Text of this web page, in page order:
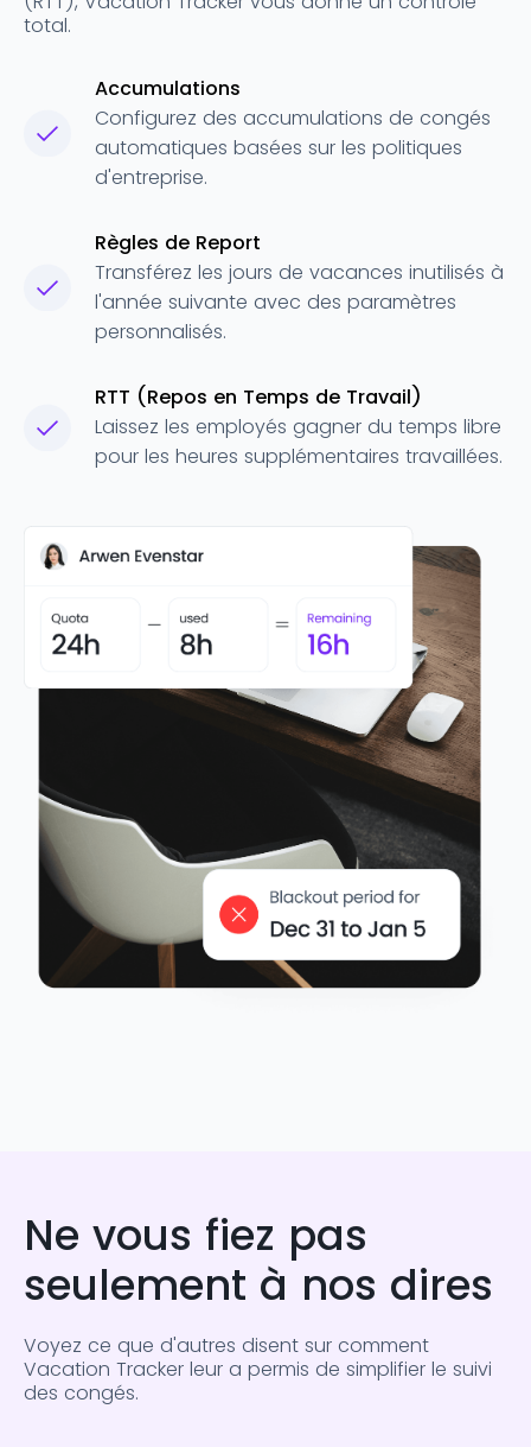
total.
Accumulations
Configurez des accumulations de congés
automatiques basées sur les politiques
d'entreprise.
Règles de Report
Transférez les jours de vacances inutilisés à
l'année suivante avec des paramètres
personnalisés.
RTT (Repos en Temps de Travail)
Laissez les employés gagner du temps libre
pour les heures supplémentaires travaillées.
Ne vous fiez pas
seulement à nos dires
Voyez ce que d'autres disent sur comment
Vacation Tracker leur a permis de simplifier le suivi
des congés.